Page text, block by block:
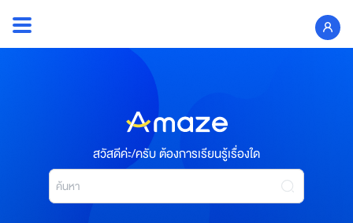
content
สวัสดีค่ะ/ครับ ต้องการเรียนรู้เรื่องใด
Search